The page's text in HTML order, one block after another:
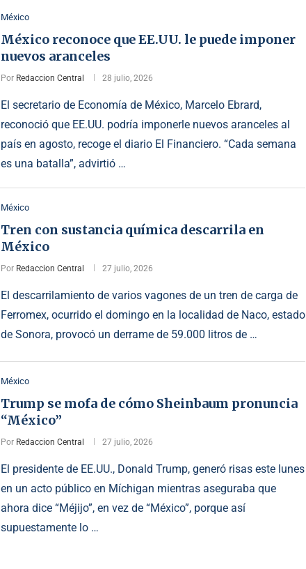
México
México reconoce que EE.UU. le puede imponer
nuevos aranceles
Por Redaccion Central 28 julio, 2026
El secretario de Economía de México, Marcelo Ebrard,
reconoció que EE.UU. podría imponerle nuevos aranceles al
país en agosto, recoge el diario El Financiero. “Cada semana
es una batalla”, advirtió …
México
Tren con sustancia química descarrila en
México
Por Redaccion Central 27 julio, 2026
El descarrilamiento de varios vagones de un tren de carga de
Ferromex, ocurrido el domingo en la localidad de Naco, estado
de Sonora, provocó un derrame de 59.000 litros de …
México
Trump se mofa de cómo Sheinbaum pronuncia
“México”
Por Redaccion Central 27 julio, 2026
El presidente de EE.UU., Donald Trump, generó risas este lunes
en un acto público en Míchigan mientras aseguraba que
ahora dice “Méjijo”, en vez de “México”, porque así
supuestamente lo …